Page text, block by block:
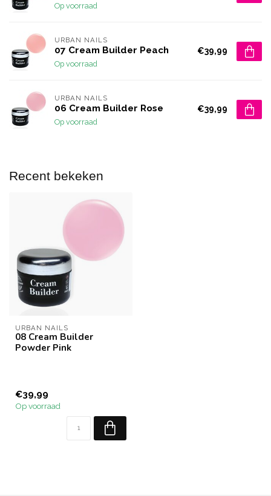
Op voorraad
URBAN NAILS
07 Cream Builder Peach
Op voorraad
€39,99
URBAN NAILS
06 Cream Builder Rose
Op voorraad
€39,99
Recent bekeken
URBAN NAILS
08 Cream Builder
Powder Pink
€39,99
Op voorraad